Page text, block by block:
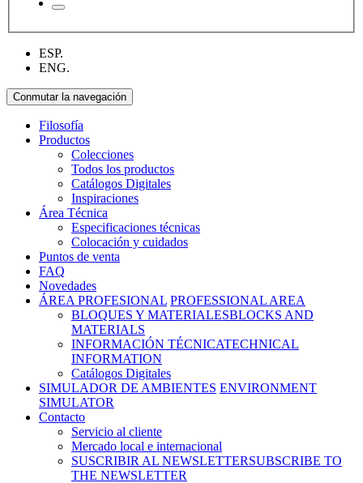
ESP.
ENG.
Conmutar la navegación
Filosofía
Productos
Colecciones
Todos los productos
Catálogos Digitales
Inspiraciones
Área Técnica
Especificaciones técnicas
Colocación y cuidados
Puntos de venta
FAQ
Novedades
ÁREA PROFESIONAL PROFESSIONAL AREA
BLOQUES Y MATERIALESBLOCKS AND
MATERIALS
INFORMACIÓN TÉCNICATECHNICAL
INFORMATION
Catálogos Digitales
SIMULADOR DE AMBIENTES ENVIRONMENT
SIMULATOR
Contacto
Servicio al cliente
Mercado local e internacional
SUSCRIBIR AL NEWSLETTERSUBSCRIBE TO
THE NEWSLETTER